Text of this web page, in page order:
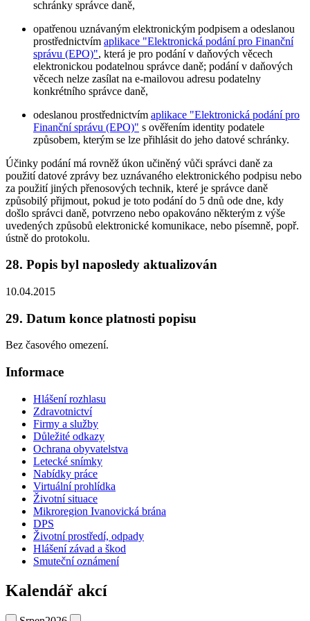
schránky správce daně,
opatřenou uznávaným elektronickým podpisem a odeslanou
prostřednictvím aplikace "Elektronická podání pro Finanční
správu (EPO)", která je pro podání v daňových věcech
elektronickou podatelnou správce daně; podání v daňových
věcech nelze zasílat na e-mailovou adresu podatelny
konkrétního správce daně,
odeslanou prostřednictvím aplikace "Elektronická podání pro
Finanční správu (EPO)" s ověřením identity podatele
způsobem, kterým se lze přihlásit do jeho datové schránky.
Účinky podání má rovněž úkon učiněný vůči správci daně za
použití datové zprávy bez uznávaného elektronického podpisu nebo
za použití jiných přenosových technik, které je správce daně
způsobilý přijmout, pokud je toto podání do 5 dnů ode dne, kdy
došlo správci daně, potvrzeno nebo opakováno některým z výše
uvedených způsobů elektronické komunikace, nebo písemně, popř.
ústně do protokolu.
28. Popis byl naposledy aktualizován
10.04.2015
29. Datum konce platnosti popisu
Bez časového omezení.
Informace
Hlášení rozhlasu
Zdravotnictví
Firmy a služby
Důležité odkazy
Ochrana obyvatelstva
Letecké snímky
Nabídky práce
Virtuální prohlídka
Životní situace
Mikroregion Ivanovická brána
DPS
Životní prostředí, odpady
Hlášení závad a škod
Smuteční oznámení
Kalendář akcí